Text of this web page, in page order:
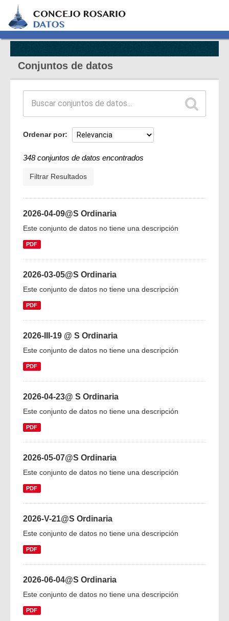
Conjuntos de datos
Ordenar por
348 conjuntos de datos encontrados
Filtrar Resultados
2026-04-09@S Ordinaria
Este conjunto de datos no tiene una descripción
PDF
2026-03-05@S Ordinaria
Este conjunto de datos no tiene una descripción
PDF
2026-III-19 @ S Ordinaria
Este conjunto de datos no tiene una descripción
PDF
2026-04-23@ S Ordinaria
Este conjunto de datos no tiene una descripción
PDF
2026-05-07@S Ordinaria
Este conjunto de datos no tiene una descripción
PDF
2026-V-21@S Ordinaria
Este conjunto de datos no tiene una descripción
PDF
2026-06-04@S Ordinaria
Este conjunto de datos no tiene una descripción
PDF